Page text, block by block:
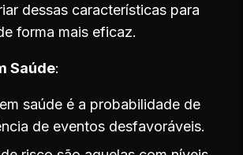
dessas características para
forma mais eficaz.
Saúde
saúde é a probabilidade de
de eventos desfavoráveis.